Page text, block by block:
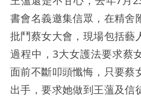
書會名義邀集信眾，在精舍
批鬥蔡女大會，現場包括藝
過程中，3大女護法要求蔡
面前不斷叩頭懺悔，只要蔡
出手，要求她做到王薀及信